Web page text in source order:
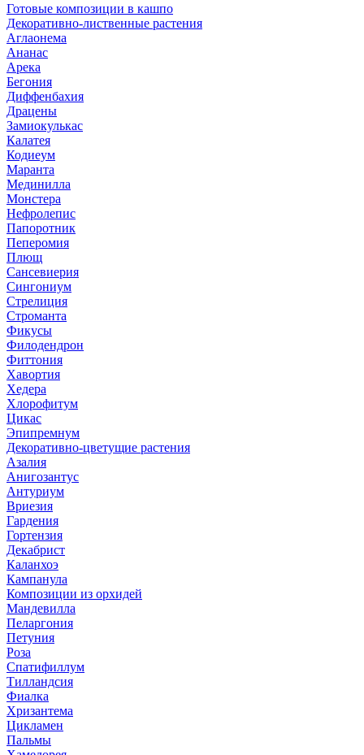
Готовые композиции в кашпо
Декоративно-лиственные растения
Аглаонема
Ананас
Арека
Бегония
Диффенбахия
Драцены
Замиокулькас
Калатея
Кодиеум
Маранта
Мединилла
Монстера
Нефролепис
Папоротник
Пеперомия
Плющ
Сансевиерия
Сингониум
Стрелиция
Строманта
Фикусы
Филодендрон
Фиттония
Хавортия
Хедера
Хлорофитум
Цикас
Эпипремнум
Декоративно-цветущие растения
Азалия
Анигозантус
Антуриум
Вриезия
Гардения
Гортензия
Декабрист
Каланхоэ
Кампанула
Композиции из орхидей
Мандевилла
Пеларгония
Петуния
Роза
Спатифиллум
Тилландсия
Фиалка
Хризантема
Цикламен
Пальмы